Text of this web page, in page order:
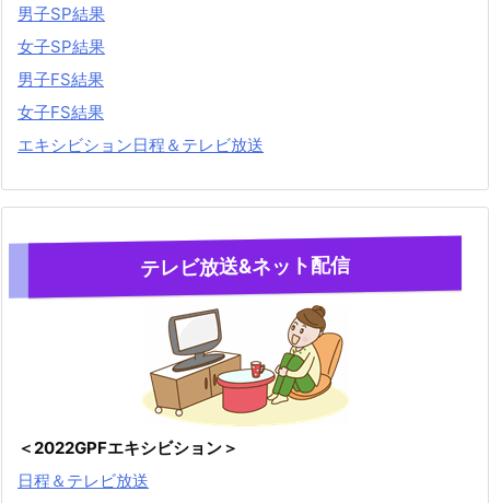
男子SP結果
女子SP結果
男子FS結果
女子FS結果
エキシビション日程＆テレビ放送
テレビ放送&ネット配信
＜2022GPFエキシビション＞
日程＆テレビ放送